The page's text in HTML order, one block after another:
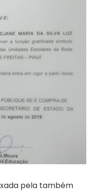
pela também